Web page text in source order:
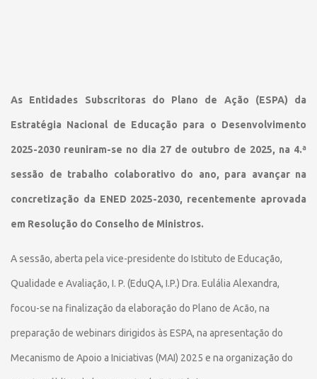
As Entidades Subscritoras do Plano de Ação (ESPA) da
Estratégia Nacional de Educação para o Desenvolvimento
2025-2030 reuniram-se no dia 27 de outubro de 2025, na 4.ª
sessão de trabalho colaborativo do ano, para avançar na
concretização da ENED 2025-2030, recentemente aprovada
em Resolução do Conselho de Ministros.
A sessão, aberta pela vice-presidente do Istituto de Educação,
Qualidade e Avaliação, I. P. (EduQA, I.P.) Dra. Eulália Alexandra,
focou-se na finalização da elaboração do Plano de Acão, na
preparação de webinars dirigidos às ESPA, na apresentação do
Mecanismo de Apoio a Iniciativas (MAI) 2025 e na organização do